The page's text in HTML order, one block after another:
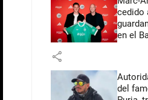
cedido
en el
share
del